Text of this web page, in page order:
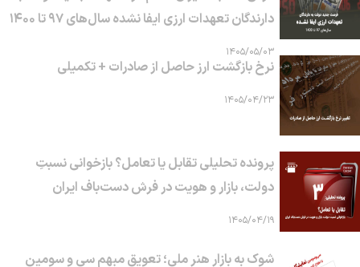
دارندگان تعهدات ارزی ایفا نشده سال‌های ۹۷ تا ۱۴۰۰
۱۴۰۵/۰۵/۰۳
نرخ بازگشت ارز حاصل از صادرات + تکمیلی
۱۴۰۵/۰۴/۲۳
پرونده تحلیلی تقابل یا تعامل؟ بازخوانی نسبتِ
دولت، بازار و هویت در فرش دست‌باف ایران
۱۴۰۵/۰۴/۱۹
شوک به بازار هنر ملی؛ تعویق مبهم سی و سومین